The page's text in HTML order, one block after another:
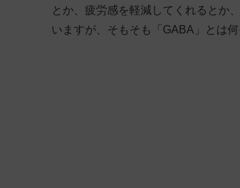
とか、疲労感を軽減してくれるとか
いますが、そもそも「GABA」とは何